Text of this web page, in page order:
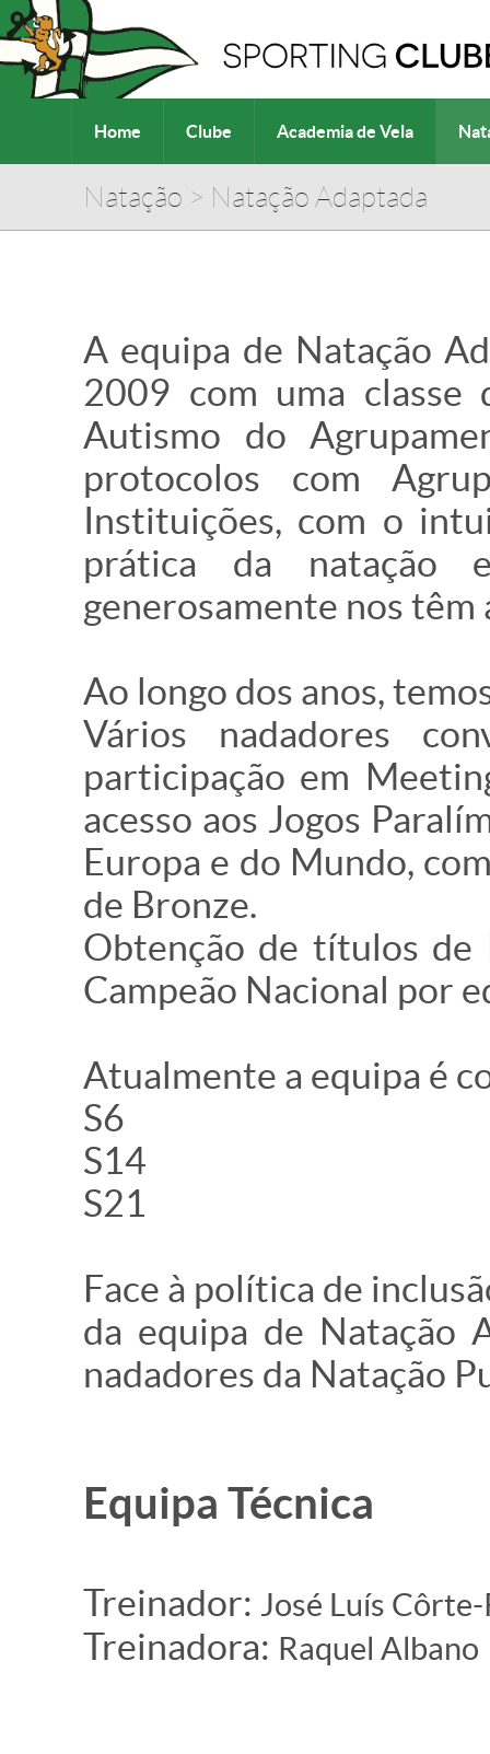
Home Clube Academia de Vela
Natação > Natação Adaptada
A equipa de Natação
2009 com uma classe
Autismo do
protocolos com
Instituições, com o
prática da natação
generosamente nos
Ao longo dos anos,
Vários nadadores
participação em
acesso aos Jogos
Europa e do Mundo,
de Bronze.
Obtenção de títulos de
Campeão Nacional por
Atualmente a equipa é
S6
S14
S21
Face à política de
da equipa de Natação
nadadores da Natação
Equipa Técnica
Treinador: José Luís Côrte-
Treinadora: Raquel Albano